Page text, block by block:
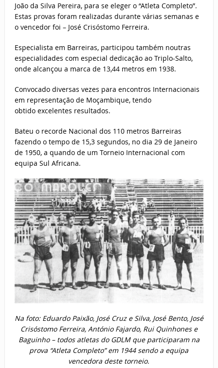
João da Silva Pereira, para se eleger o “Atleta Completo”.
Estas provas foram realizadas durante várias semanas e
o vencedor foi – José Crisóstomo Ferreira.
Especialista em Barreiras, participou também noutras
especialidades com especial dedicação ao Triplo-Salto,
onde alcançou a marca de 13,44 metros em 1938.
Convocado diversas vezes para encontros Internacionais
em representação de Moçambique, tendo
obtido excelentes resultados.
Bateu o recorde Nacional dos 110 metros Barreiras
fazendo o tempo de 15,3 segundos, no dia 29 de Janeiro
de 1950, a quando de um Torneio Internacional com
equipa Sul Africana.
Na foto: Eduardo Paixão, José Cruz e Silva, José Bento, José
Crisóstomo Ferreira, António Fajardo, Rui Quinhones e
Baguinho – todos atletas do GDLM que participaram na
prova “Atleta Completo” em 1944 sendo a equipa
vencedora deste torneio.